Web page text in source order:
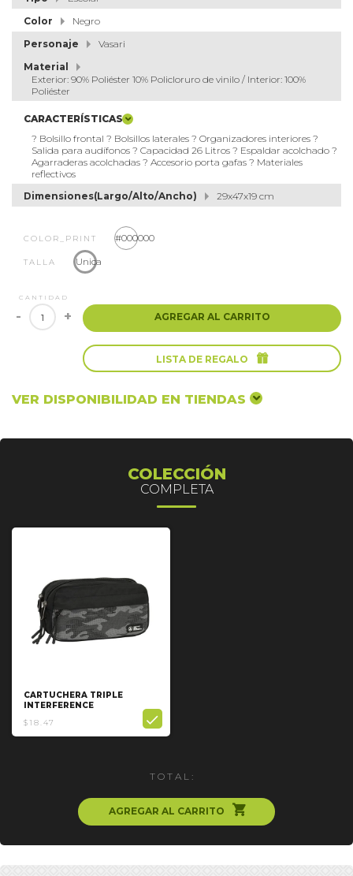
Color
Negro
Personaje
Vasari
Material
Exterior: 90% Poliéster 10% Policloruro de vinilo / Interior: 100%
Poliéster
CARACTERÍSTICAS
? Bolsillo frontal ? Bolsillos laterales ? Organizadores interiores ?
Salida para audífonos ? Capacidad 26 Litros ? Espaldar acolchado ?
Agarraderas acolchadas ? Accesorio porta gafas ? Materiales
reflectivos
Dimensiones(Largo/Alto/Ancho)
29x47x19 cm
COLOR_PRINT #000000
TALLA Unica
CANTIDAD
- + AGREGAR AL CARRITO
LISTA DE REGALO 
VER DISPONIBILIDAD EN TIENDAS
CARTUCHERA TRIPLE
INTERFERENCE
$18.47

COLECCIÓN
COMPLETA
TOTAL:
AGREGAR AL CARRITO ຐ